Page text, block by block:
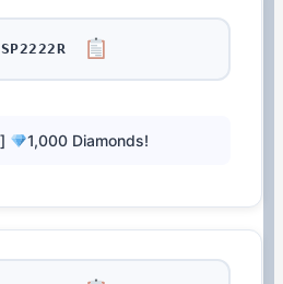
1,000 Diamonds!